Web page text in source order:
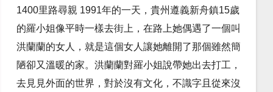
1400里路尋親 1991年的一天，貴州遵義新舟鎮15歲
的羅小姐像平時一樣去街上，在路上她偶遇了一個叫
洪蘭蘭的女人，就是這個女人讓她離開了那個雖然簡
陋卻又溫暖的家。洪蘭蘭對羅小姐說帶她出去打工，
去見見外面的世界，對於沒有文化，不識字且從來沒